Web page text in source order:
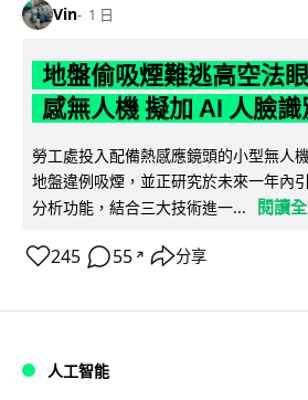
Vin 1 日
地盤偷吸煙難逃高空法
感無人機 擬加 AI 人臉
勞工處投入配備熱感應鏡頭的小型無人
地盤違例吸煙，並正研究於未來一年內
分析功能，結合三大技術進一...
閱讀
245 55 ↗ 分享
人工智能